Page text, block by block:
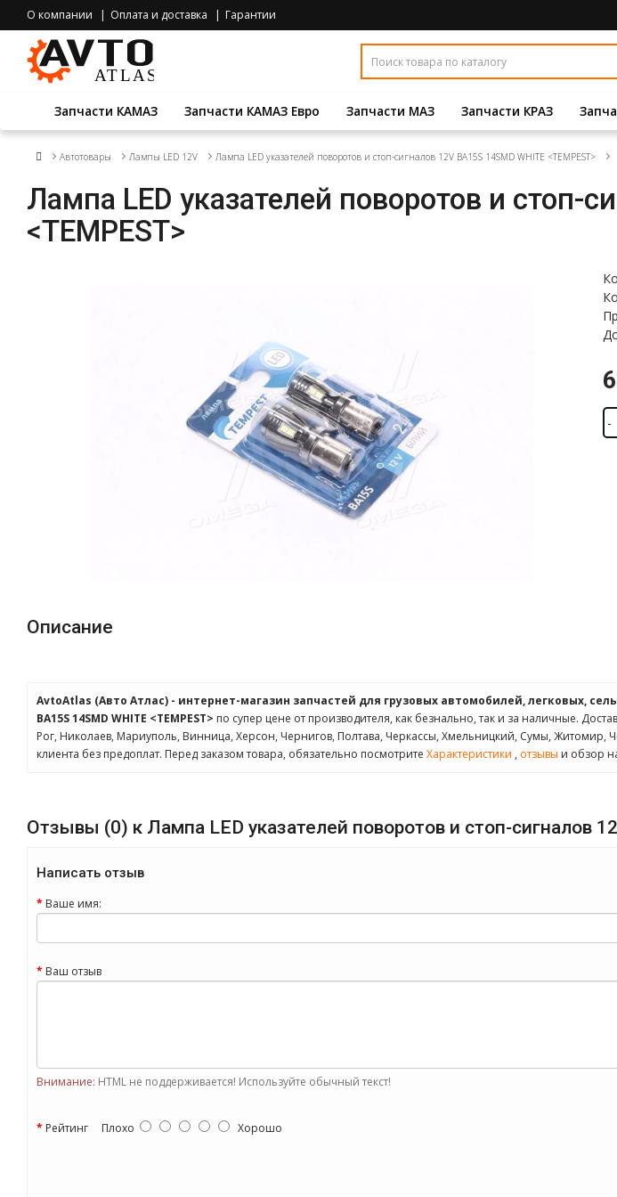
О компании Оплата и доставка Гарантии
Запчасти КАМАЗ Запчасти КАМАЗ Евро Запчасти МАЗ Запчасти КРАЗ
Автотовары Лампы LED 12V Лампа LED указателей поворотов и стоп-сигналов 12V BA15S 14SMD WHITE <TEMPEST>
Лампа LED указателей поворотов и стоп-
<TEMPEST>
-
Описание
AvtoAtlas (Авто Атлас) - интернет-магазин запчастей для грузовых автомобилей, легковых,
BA15S 14SMD WHITE <TEMPEST> по супер цене от производителя, как безнально, так и за наличные.
Рог, Николаев, Мариуполь, Винница, Херсон, Чернигов, Полтава, Черкассы, Хмельницкий, Сумы,
клиента без предоплат. Перед заказом товара, обязательно посмотрите Характеристики , отзывы и обзор
Отзывы (0) к Лампа LED указателей поворотов и стоп-сигналов
Написать отзыв
Ваше имя:
Ваш отзыв
Внимание: HTML не поддерживается! Используйте обычный текст!
Рейтинг Плохо Хорошо